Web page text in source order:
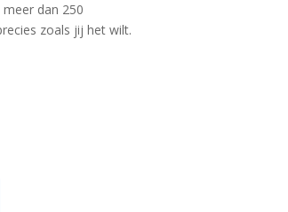
dan 250
zoals jij het wilt.